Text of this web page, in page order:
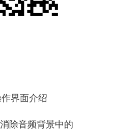
界面介绍
除音频背景中的